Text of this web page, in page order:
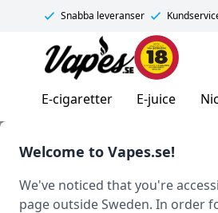
Welcome to Vapes.se!
We've noticed that you're
page outside Sweden. In order
Snabba leveranser
Vapes.se
E-cigaretter E-juice
Hem/ Produkt Smakprofil /
ROASTED